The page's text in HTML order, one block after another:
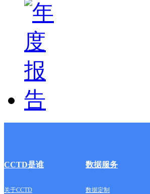
CCTD是谁 数据服务
关于CCTD 数据定制